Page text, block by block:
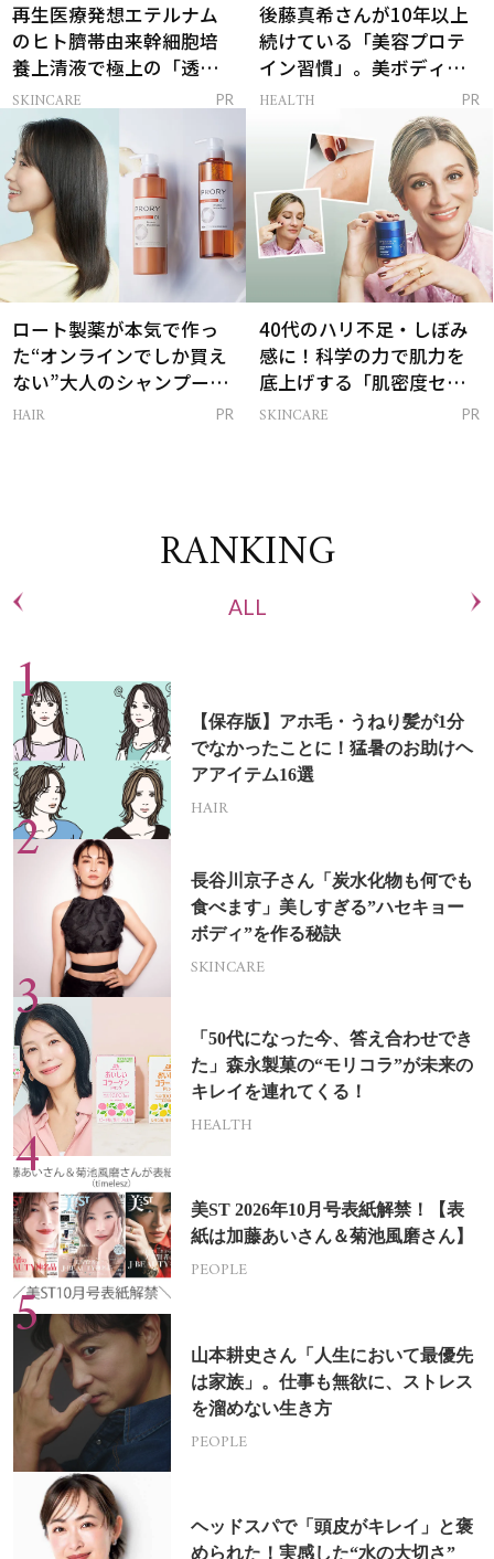
再生医療発想エテルナム
のヒト臍帯由来幹細胞培
養上清液で極上の「透明
感ハリ肌」へ
SKINCARE PR
後藤真希さんが10年以上
続けている「美容プロテ
イン習慣」。美ボディを
支える朝ルーティンと
HEALTH PR
ロート製薬が本気で作っ
た“オンラインでしか買え
ない”大人のシャンプー＆
トリートメントって？
HAIR PR
40代のハリ不足・しぼみ
感に！科学の力で肌力を
底上げする「肌密度セラ
ム」
SKINCARE PR
RANKING
ALL
【保存版】アホ毛・うねり髪が1分
でなかったことに！猛暑のお助けヘ
アアイテム16選
HAIR
長谷川京子さん「炭水化物も何でも
食べます」美しすぎる”ハセキョー
ボディ”を作る秘訣
SKINCARE
「50代になった今、答え合わせでき
た」森永製菓の“モリコラ”が未来の
キレイを連れてくる！
HEALTH
美ST 2026年10月号表紙解禁！【表
紙は加藤あいさん＆菊池風磨さん】
PEOPLE
山本耕史さん「人生において最優先
は家族」。仕事も無欲に、ストレス
を溜めない生き方
PEOPLE
ヘッドスパで「頭皮がキレイ」と褒
められた！実感した“水の大切さ”